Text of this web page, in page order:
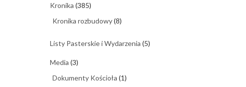
Kronika (385)
Kronika rozbudowy(8)
Listy Pasterskie i Wydarzenia (5)
Media (3)
Dokumenty Kościoła (1)